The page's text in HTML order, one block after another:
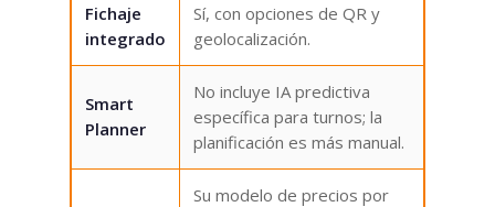
Fichaje
integrado
Sí, con opciones de QR y
geolocalización.
Smart
Planner
No incluye IA predictiva
específica para turnos; la
planificación es más manual.
Su modelo de precios por